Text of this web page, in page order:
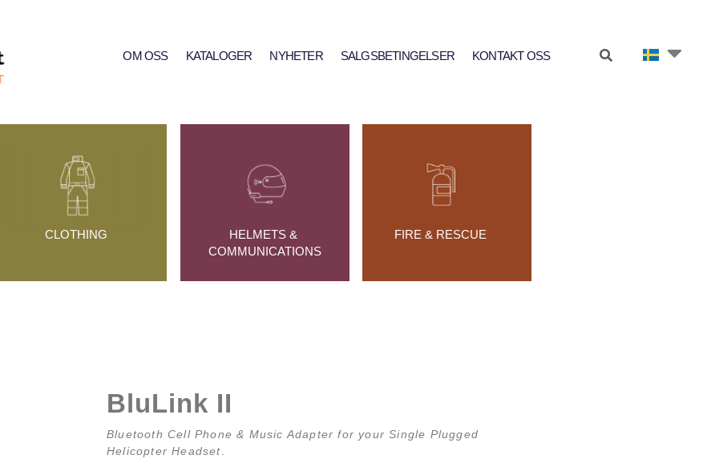
OM OSS KATALOGER NYHETER SALGSBETINGELSER KONTAKT OSS
CLOTHING
HELMETS &
COMMUNICATIONS
FIRE & RESCUE
BluLink II
Bluetooth Cell Phone & Music Adapter for your Single Plugged
Helicopter Headset